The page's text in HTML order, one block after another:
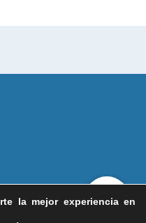
la mejor experiencia en